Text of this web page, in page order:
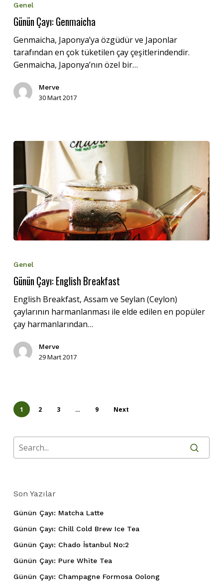
Genmaicha
Genel
Günün Çayı: Genmaicha
Genmaicha, Japonya’ya özgüdür ve Japonlar
tarafından en çok tüketilen çay çeşitlerindendir.
Genmaicha, Japonya’nın özel bir…
Merve
30 Mart 2017
Breakfast
Genel
Günün Çayı: English Breakfast
English Breakfast, Assam ve Seylan (Ceylon)
çaylarının harmanlanması ile elde edilen en popüler
çay harmanlarından…
Merve
29 Mart 2017
1 2 3 … 9 Next
Son Yazılar
Günün Çayı: Matcha Latte
Günün Çayı: Chill Cold Brew Ice Tea
Günün Çayı: Chado İstanbul No:2
Günün Çayı: Pure White Tea
Günün Çayı: Champagne Formosa Oolong